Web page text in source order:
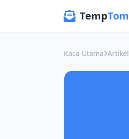
TempTom
Kaca Utama Artikel